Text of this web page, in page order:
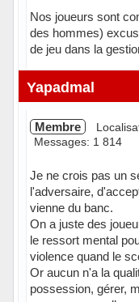
Nos joueurs sont
des hommes)
de jeu dans la
Hors ligne
Yapadmal
Membre
Messages: 1 814
Je ne crois pas un
l'adversaire,
vienne du banc.
On a juste des
le ressort mental
violence quand le
Or aucun n'a la
possession, gérer,